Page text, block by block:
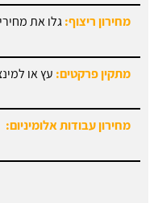
מתקין פרקטים:עץ או
מחירון עבודות אלומיניום:
חוזה קבלן שלד:מידע